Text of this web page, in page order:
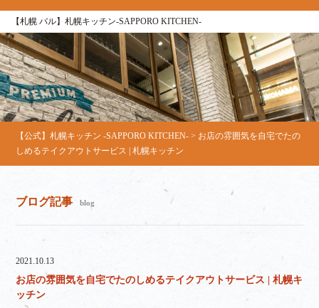
【札幌 バル】札幌キッチン‐SAPPORO KITCHEN‐
【公式】札幌キッチン ‐SAPPORO KITCHEN‐ > お店の雰囲気を自宅でたの
しめるテイクアウトサービス | 札幌キッチン
ブログ記事 blog
2021.10.13
お店の雰囲気を自宅でたのしめるテイクアウトサービス | 札幌キ
ッチン